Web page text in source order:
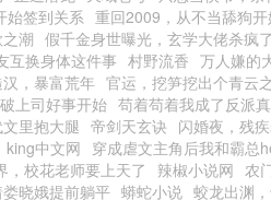
始签到关系 重回2009，从不当舔狗
潮 假千金身世曝光，玄学大佬杀疯了
互换身体这件事 村野流香 万人嫌的
，暴富荒年 官运，挖笋挖出个青云
上司好事开始 苟着苟着我成了反派
里抱大腿 帝剑天玄诀 闪婚夜，残
king中文网 穿成虐文主角后我和霸总
，校花老师要上天了 辣椒小说网 农
晓娥提前躺平 蟒蛇小说 蛟龙出渊